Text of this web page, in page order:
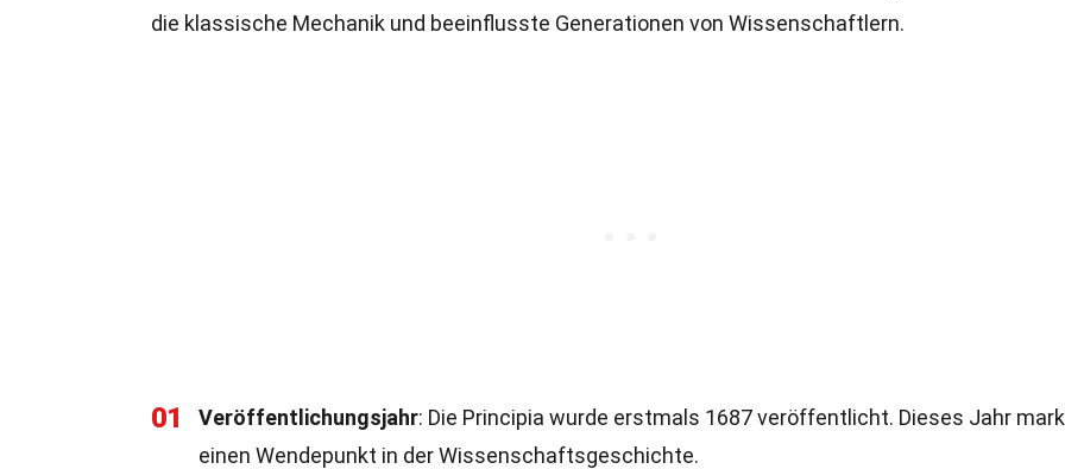
die klassische Mechanik und beeinflusste Generationen von Wissenschaftlern.
01 Veröffentlichungsjahr: Die Principia wurde erstmals 1687 veröffentlicht. Dieses Jahr
einen Wendepunkt in der Wissenschaftsgeschichte.